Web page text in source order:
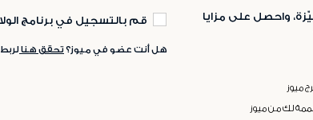
واحصل على مزايا
ميوز
لك من ميوز
قم بالتسجيل في برنامج
هل أنت عضو في ميوز؟ تحقق هنا